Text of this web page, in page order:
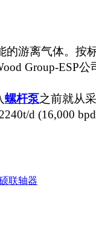
的游离气体。按
Group-ESP公
螺杆泵之前就从
d (16,000
联轴器